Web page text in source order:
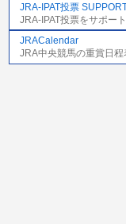
JRA-IPAT投票
JRA-IPAT投票をサポー
JRACalendar
JRA中央競馬の重賞日